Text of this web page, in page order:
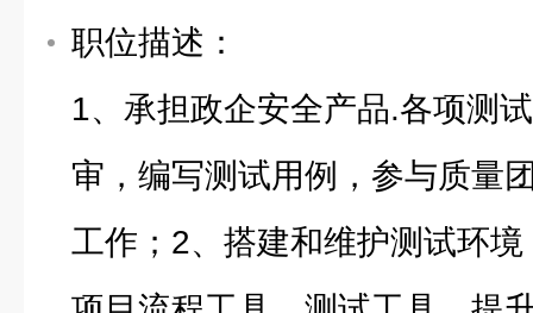
职位描述：
1、承担政企安全产品.各项测
审，编写测试用例，参与质量
工作；2、搭建和维护测试环